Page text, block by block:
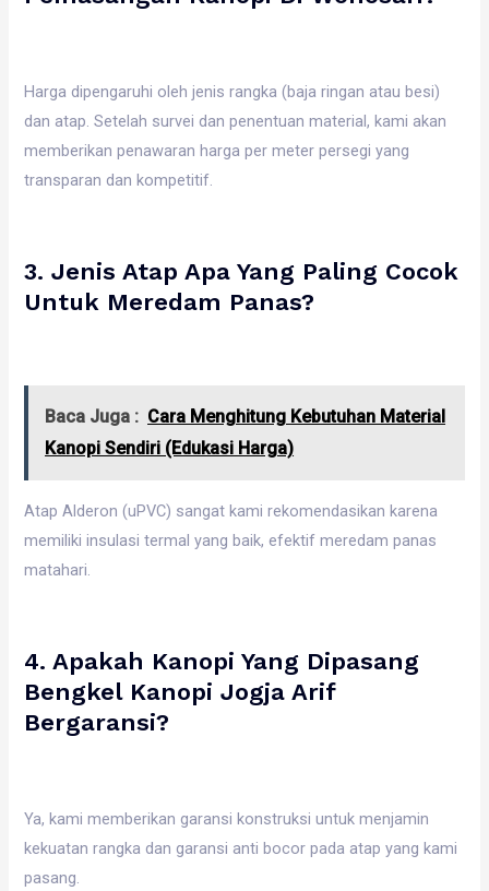
Harga dipengaruhi oleh jenis rangka (baja ringan atau besi)
dan atap. Setelah survei dan penentuan material, kami akan
memberikan penawaran harga per meter persegi yang
transparan dan kompetitif.
3. Jenis Atap Apa Yang Paling Cocok
Untuk Meredam Panas?
Baca Juga : Cara Menghitung Kebutuhan Material
Kanopi Sendiri (Edukasi Harga)
Atap Alderon (uPVC) sangat kami rekomendasikan karena
memiliki insulasi termal yang baik, efektif meredam panas
matahari.
4. Apakah Kanopi Yang Dipasang
Bengkel Kanopi Jogja Arif
Bergaransi?
Ya, kami memberikan garansi konstruksi untuk menjamin
kekuatan rangka dan garansi anti bocor pada atap yang kami
pasang.